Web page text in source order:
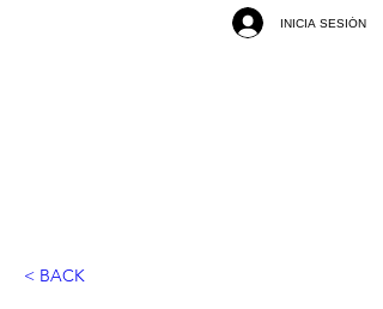
INICIA SESIÓN
< BACK